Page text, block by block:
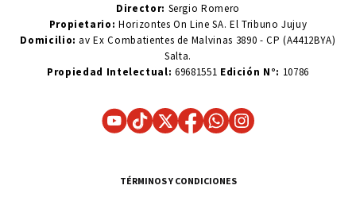
Director: Sergio Romero
Propietario:Horizontes On Line SA. El Tribuno Jujuy
Domicilio: av Ex Combatientes de Malvinas 3890 - CP (A4412BYA)
Salta.
Propiedad Intelectual: 69681551 Edición N°: 10786
TÉRMINOS Y CONDICIONES